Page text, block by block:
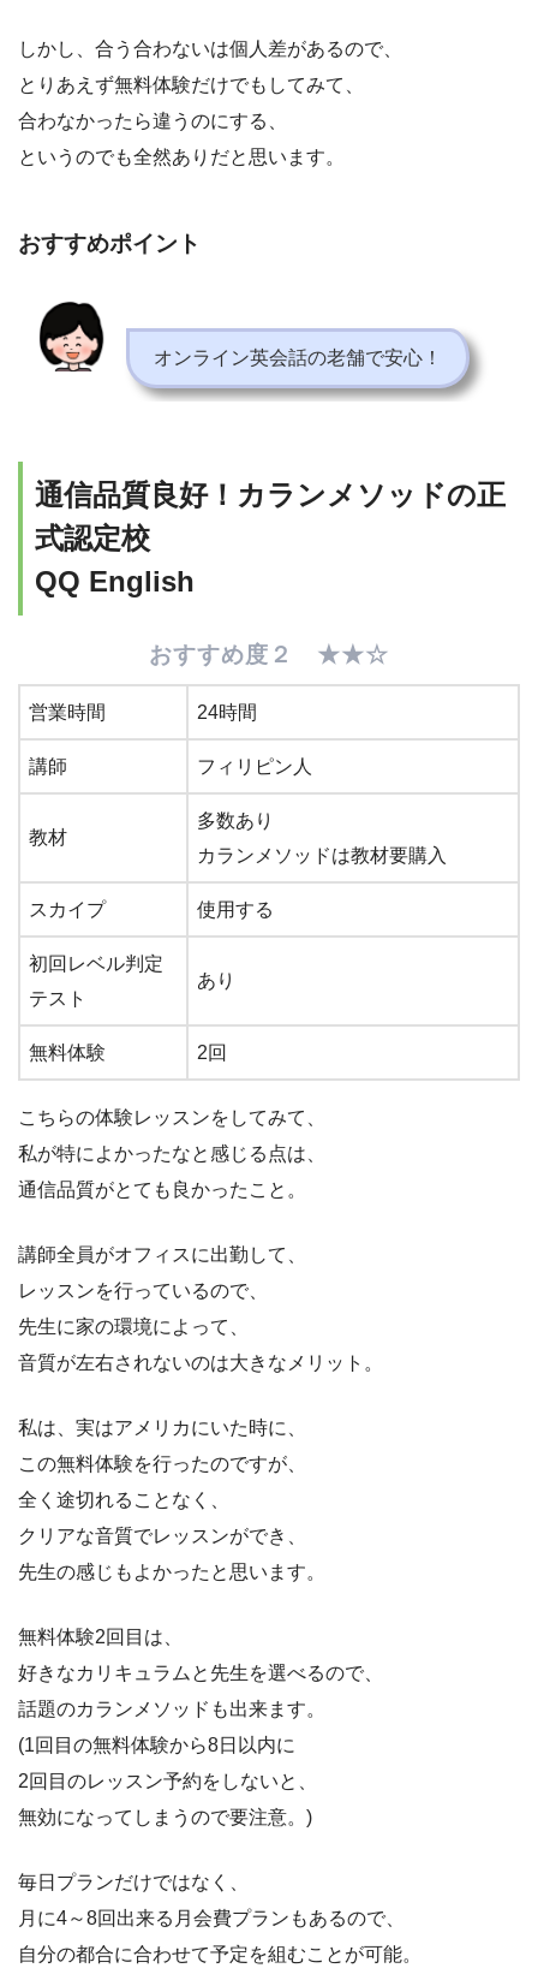
しかし、合う合わないは個人差があるので、
とりあえず無料体験だけでもしてみて、
合わなかったら違うのにする、
というのでも全然ありだと思います。
おすすめポイント
オンライン英会話の老舗で安心！
通信品質良好！カランメソッドの正
式認定校
QQ English
おすすめ度２ ★★☆
営業時間 24時間
講師 フィリピン人
教材
多数あり
カランメソッドは教材要購入
スカイプ 使用する
初回レベル判定
テスト
あり
無料体験 2回
こちらの体験レッスンをしてみて、
私が特によかったなと感じる点は、
通信品質がとても良かったこと。
講師全員がオフィスに出勤して、
レッスンを行っているので、
先生に家の環境によって、
音質が左右されないのは大きなメリット。
私は、実はアメリカにいた時に、
この無料体験を行ったのですが、
全く途切れることなく、
クリアな音質でレッスンができ、
先生の感じもよかったと思います。
無料体験2回目は、
好きなカリキュラムと先生を選べるので、
話題のカランメソッドも出来ます。
(1回目の無料体験から8日以内に
2回目のレッスン予約をしないと、
無効になってしまうので要注意。)
毎日プランだけではなく、
月に4～8回出来る月会費プランもあるので、
自分の都合に合わせて予定を組むことが可能。